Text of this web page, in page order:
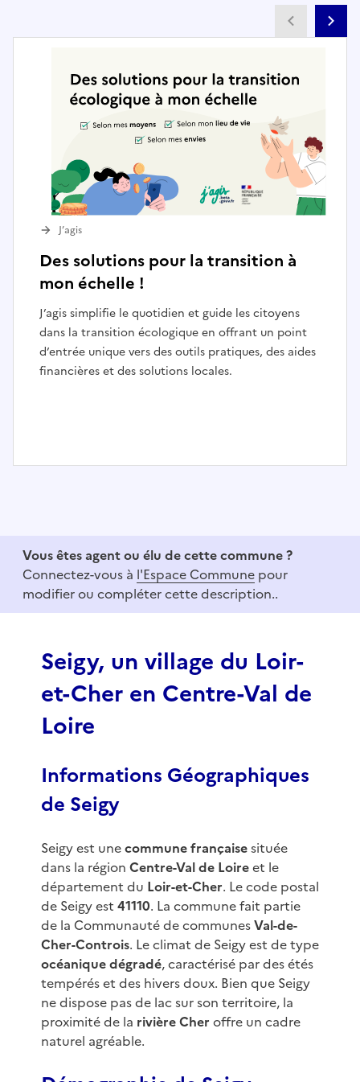
Des solutions pour la transition à
mon échelle !
J’agis simplifie le quotidien et guide les citoyens
dans la transition écologique en offrant un point
d’entrée unique vers des outils pratiques, des aides
financières et des solutions locales.
J’agis
3
Vous êtes agent ou élu de cette commune ?
Connectez-vous à l'Espace Commune pour
modifier ou compléter cette description..
Seigy, un village du Loir-
et-Cher en Centre-Val de
Loire
Informations Géographiques
de Seigy
Seigy est unecommune françaisesituée
dans la région Centre-Val de Loireet le
département du Loir-et-Cher. Le code postal
de Seigy est 41110. La commune fait partie
de la Communauté de communesVal-de-
Cher-Controis. Le climat de Seigy est de type
océanique dégradé, caractérisé par des étés
tempérés et des hivers doux. Bien que Seigy
ne dispose pas de lac sur son territoire, la
proximité de la rivière Cher offre un cadre
naturel agréable.